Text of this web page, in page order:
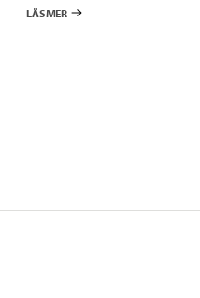
LÄS MER